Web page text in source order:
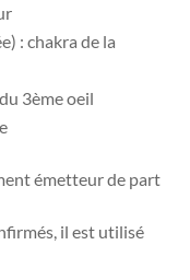
: chakra de la
3ème oeil
émetteur de part
il est utilisé